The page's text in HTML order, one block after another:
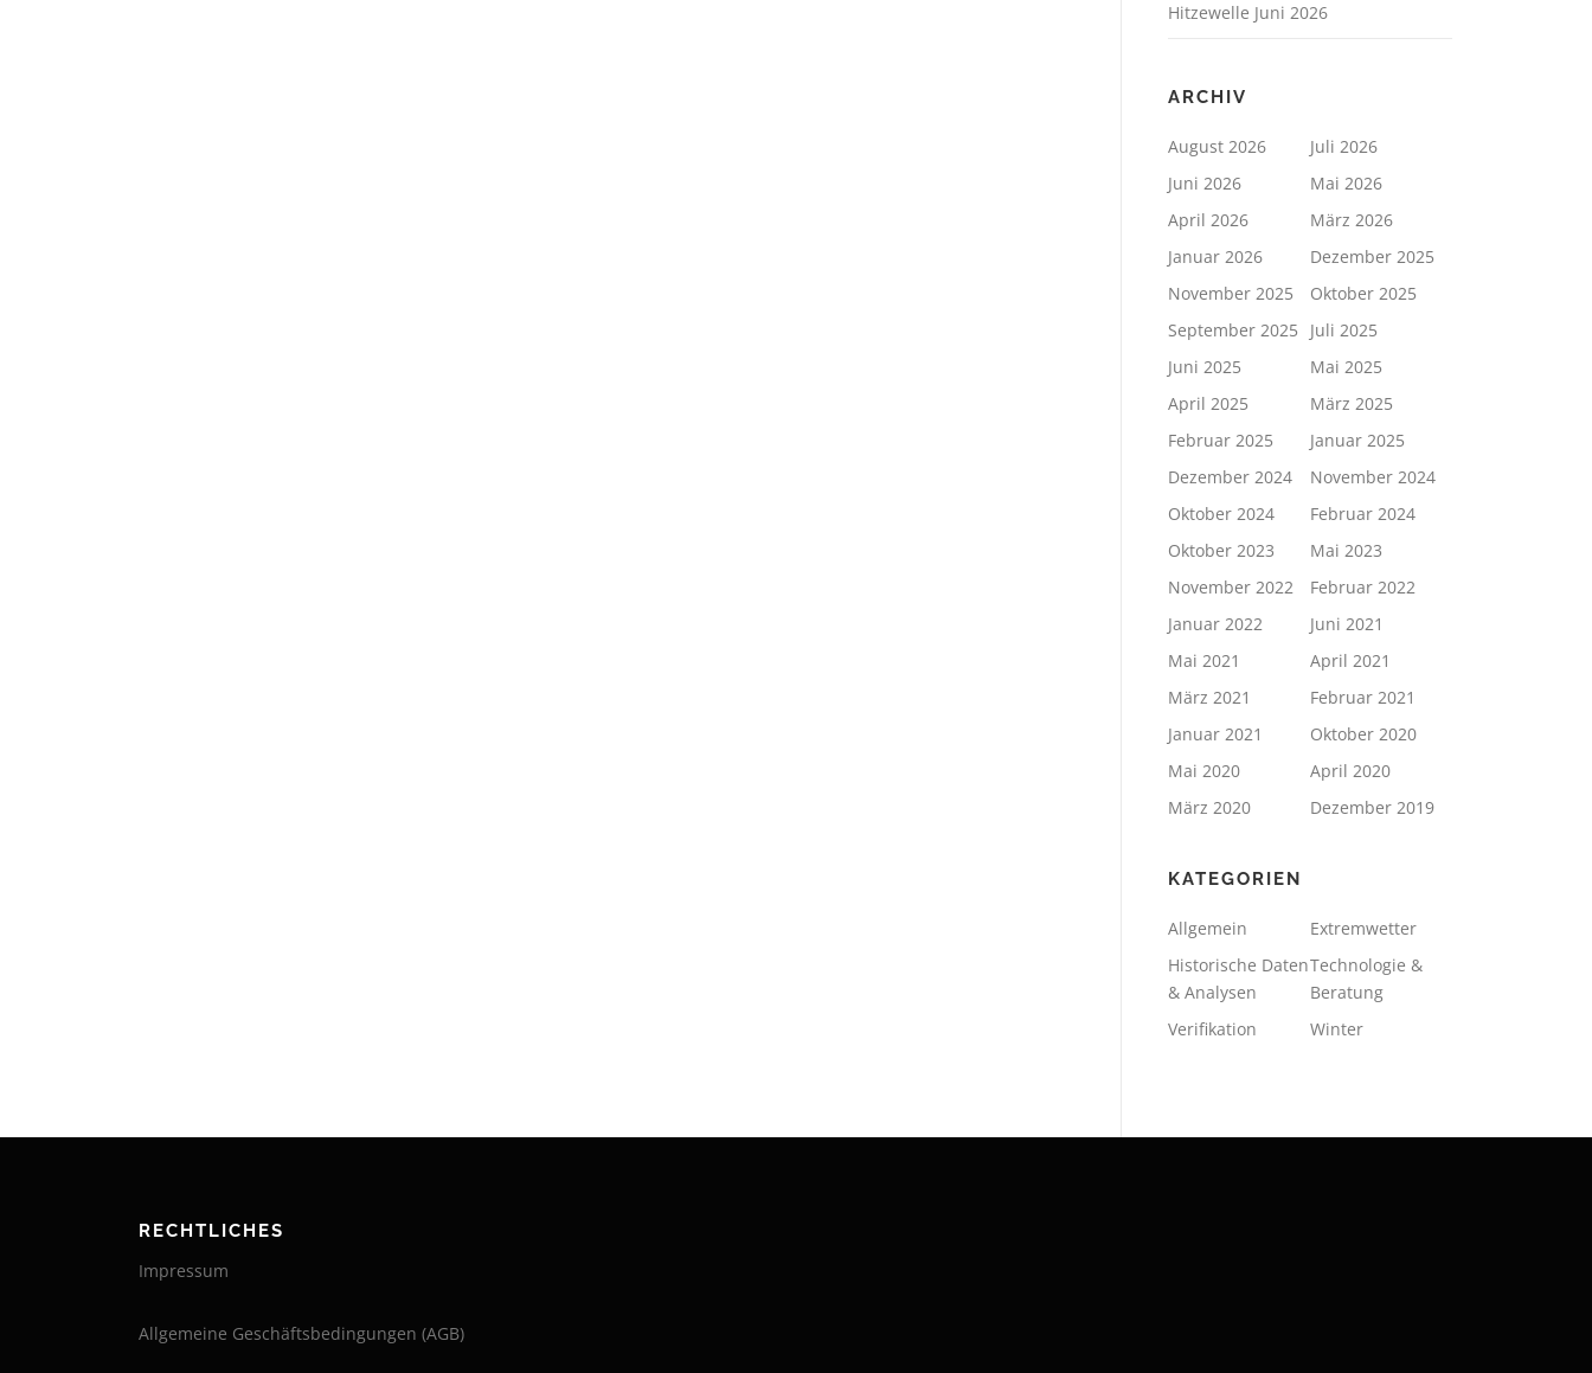
Hitzewelle Juni 2026
ARCHIV
August 2026
Juli 2026
Juni 2026
Mai 2026
April 2026
März 2026
Januar 2026
Dezember 2025
November 2025
Oktober 2025
September 2025
Juli 2025
Juni 2025
Mai 2025
April 2025
März 2025
Februar 2025
Januar 2025
Dezember 2024
November 2024
Oktober 2024
Februar 2024
Oktober 2023
Mai 2023
November 2022
Februar 2022
Januar 2022
Juni 2021
Mai 2021
April 2021
März 2021
Februar 2021
Januar 2021
Oktober 2020
Mai 2020
April 2020
März 2020
Dezember 2019
KATEGORIEN
Allgemein
Extremwetter
Historische Daten
& Analysen
Technologie &
Beratung
Verifikation
Winter
RECHTLICHES
Impressum
Allgemeine Geschäftsbedingungen (AGB)